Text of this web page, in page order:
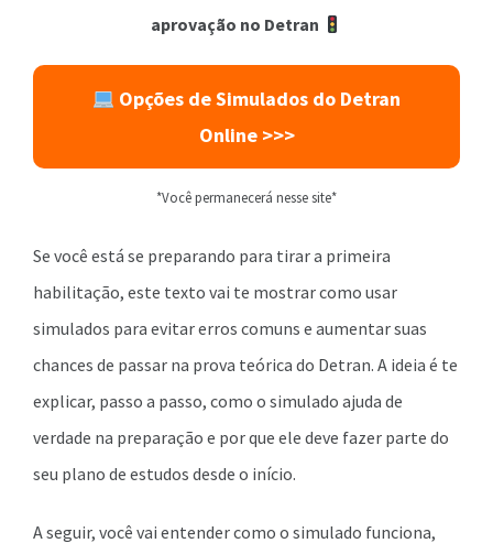
aprovação no Detran
Opções de Simulados do Detran
Online >>>
*Você permanecerá nesse site*
Se você está se preparando para tirar a primeira
habilitação, este texto vai te mostrar como usar
simulados para evitar erros comuns e aumentar suas
chances de passar na prova teórica do Detran. A ideia é te
explicar, passo a passo, como o simulado ajuda de
verdade na preparação e por que ele deve fazer parte do
seu plano de estudos desde o início.
A seguir, você vai entender como o simulado funciona,